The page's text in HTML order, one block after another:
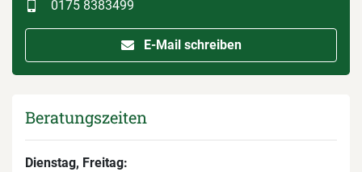
0175 8383499
E-Mail schreiben
Beratungszeiten
Dienstag, Freitag: